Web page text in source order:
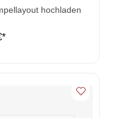
0 von 5 Sternen
hochladen